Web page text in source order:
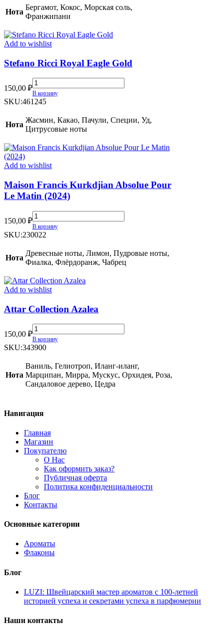
At
The
Beach
quantity
Нота
Бергамот, Кокос, Морская соль,
Франжипани
Add to wishlist
Stefano Ricci Royal Eagle Gold
150,00 ₽
Stefano
Ricci
Royal
Gold
quantity
В корзину
SKU:461245
Нота
Жасмин, Какао, Пачули, Специи, Уд,
Цитрусовые ноты
Add to wishlist
Maison Francis Kurkdjian Absolue Pour
Le Matin (2024)
150,00 ₽
Maison
Francis
Kurkdjian
Pour
Le
(2024)
quantity
В корзину
SKU:230022
Нота
Древесные ноты, Лимон, Пудровые ноты,
Фиалка, Флёрдоранж, Чабрец
Add to wishlist
Attar Collection Azalea
150,00 ₽
Attar
Collection
Azalea
В корзину
SKU:343900
Нота
Ваниль, Гелиотроп, Иланг-иланг,
Марципан, Мирра, Мускус, Орхидея, Роза,
Сандаловое дерево, Цедра
Навигация
Главная
Магазин
Покупателю
О Нас
Как оформить заказ?
Публичная оферта
Политика конфиденциальности
Блог
Контакты
Основные категории
Ароматы
Флаконы
Блог
LUZI: Швейцарский мастер ароматов с 100-летней
историей успеха и секретами успеха в парфюмерии
Наши контакты